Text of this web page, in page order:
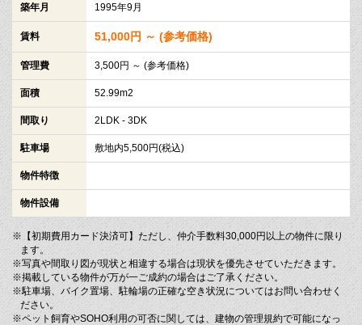
築年月 1995年9月
賃料 51,000円 ～ (参考価格)
管理費 3,500円 ～ (参考価格)
面積 52.99m2
間取り 2LDK - 3DK
駐車場 敷地内5,500円(税込)
物件特徴
物件設備
※【初期費用カード決済可】ただし、仲介手数料30,000円以上の物件に限り
ます。
※写真や間取り図が現状と相違する場合は現状を優先させていただきます。
※掲載している物件が万が一ご成約の場合はご了承ください。
※駐車場、バイク置場、駐輪場の正確な空き状況についてはお問い合わせく
ださい。
※ペット飼育やSOHO利用の可否に関しては、建物の管理規約で可能になっ